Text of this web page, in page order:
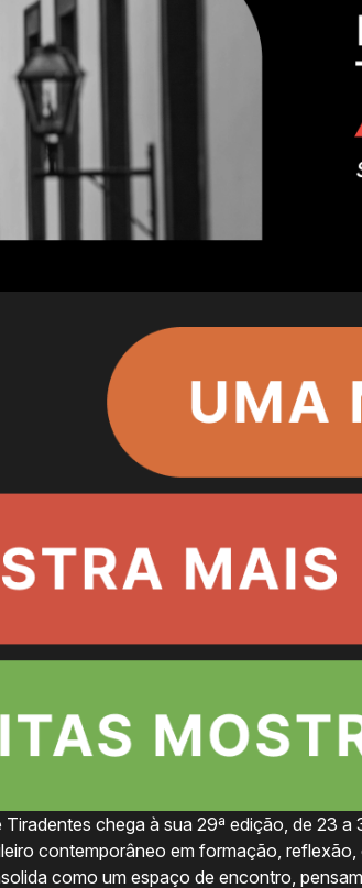
chega à sua 29ª edição, de 23
contemporâneo em formação,
como um espaço de encontro,